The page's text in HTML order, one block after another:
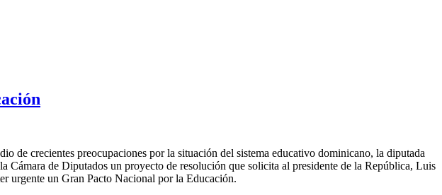
de crecientes preocupaciones por la situación del sistema educativo dominicano, la diputada
Cámara de Diputados un proyecto de resolución que solicita al presidente de la República, Luis
urgente un Gran Pacto Nacional por la Educación.